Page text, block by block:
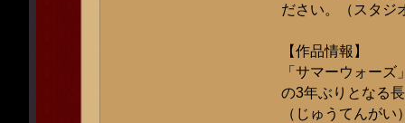
ださい。（スタ
【作品情報】
「サマーウォー
の3年ぶりとなる
（じゅうてんが